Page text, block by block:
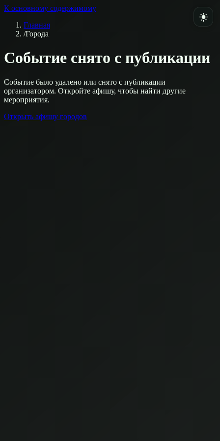
К основному содержимому
Главная
/Города
Событие снято с публикации
Событие было удалено или снято с публикации
организатором. Откройте афишу, чтобы найти другие
мероприятия.
Открыть афишу городов